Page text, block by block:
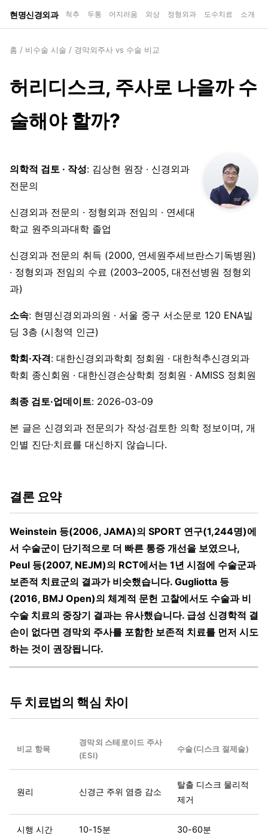
현명신경외과 척추 두통 어지러움 외상 정형외과 도수치료 소개
홈 / 비수술 시술 / 경막외주사 vs 수술 비교
허리디스크, 주사로 나을까 수
술해야 할까?
의학적 검토 · 작성: 김상현 원장 · 신경외과
전문의
신경외과 전문의 · 정형외과 전임의 · 연세대
학교 원주의과대학 졸업
신경외과 전문의 취득 (2000, 연세원주세브란스기독병원)
· 정형외과 전임의 수료 (2003–2005, 대전선병원 정형외
과)
소속: 현명신경외과의원 · 서울 중구 서소문로 120 ENA빌
딩 3층 (시청역 인근)
학회·자격: 대한신경외과학회 정회원 · 대한척추신경외과
학회 종신회원 · 대한신경손상학회 정회원 · AMISS 정회원
최종 검토·업데이트: 2026-03-09
본 글은 신경외과 전문의가 작성·검토한 의학 정보이며, 개
인별 진단·치료를 대신하지 않습니다.
결론 요약
Weinstein 등(2006, JAMA)의 SPORT 연구(1,244명)에
서 수술군이 단기적으로 더 빠른 통증 개선을 보였으나,
Peul 등(2007, NEJM)의 RCT에서는 1년 시점에 수술군과
보존적 치료군의 결과가 비슷했습니다. Gugliotta 등
(2016, BMJ Open)의 체계적 문헌 고찰에서도 수술과 비
수술 치료의 중장기 결과는 유사했습니다. 급성 신경학적 결
손이 없다면 경막외 주사를 포함한 보존적 치료를 먼저 시도
하는 것이 권장됩니다.
두 치료법의 핵심 차이
비교 항목
경막외 스테로이드 주사
(ESI)
수술(디스크 절제술)
원리 신경근 주위 염증 감소
탈출 디스크 물리적
제거
시행 시간 10-15분 30-60분